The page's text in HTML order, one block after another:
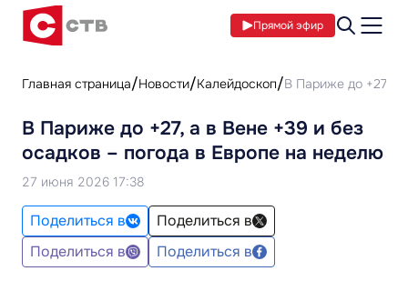
Прямой эфир
Главная страница Новости Калейдоскоп В Париже до +27, а
В Париже до +27, а в Вене +39 и без
осадков – погода в Европе на неделю
27 июня 2026 17:38
Поделиться в
Поделиться в
Поделиться в
Поделиться в